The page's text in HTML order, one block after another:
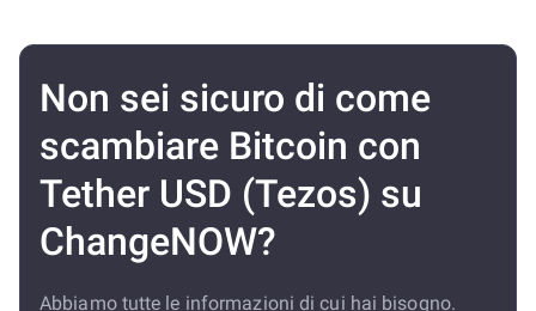
Non sei sicuro di come
scambiare Bitcoin con
Tether USD (Tezos) su
ChangeNOW?
Abbiamo tutte le informazioni di cui hai bisogno.